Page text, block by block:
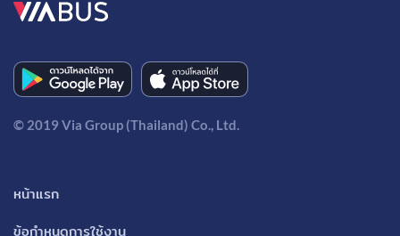
© 2019 Via Group (Thailand) Co., Ltd.
หน้าแรก
ข้อกำหนดการใช้งาน